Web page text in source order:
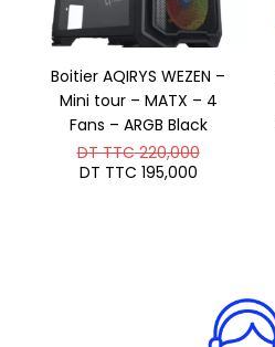
Boitier AQIRYS WEZEN –
Mini tour – MATX – 4
Fans – ARGB Black
DT TTC220,000Le
DT TTC 195,000Le